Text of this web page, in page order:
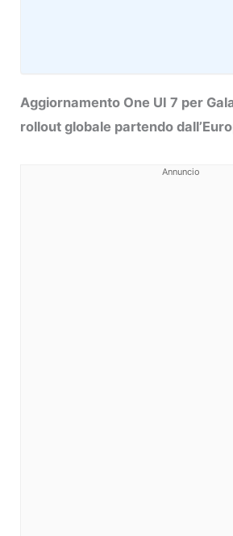
Aggiornamento One UI 7 per
rollout globale partendo
Annuncio